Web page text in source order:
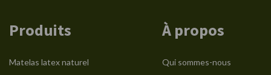
Produits
Matelas latex naturel
À propos
Qui sommes-nous